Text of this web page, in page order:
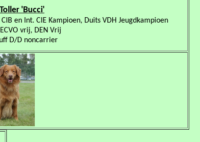
'Bucci'
en Int. CIE Kampioen, Duits VDH Jeugdkampioen
vrij, DEN Vrij
D/D noncarrier